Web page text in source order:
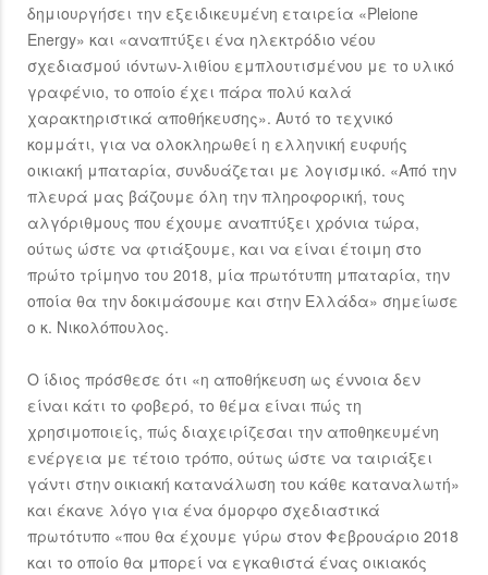
δημιουργήσει την εξειδικευμένη εταιρεία «Pleione
Energy» και «αναπτύξει ένα ηλεκτρόδιο νέου
σχεδιασμού ιόντων-λιθίου εμπλουτισμένου με το υλικό
γραφένιο, το οποίο έχει πάρα πολύ καλά
χαρακτηριστικά αποθήκευσης». Αυτό το τεχνικό
κομμάτι, για να ολοκληρωθεί η ελληνική ευφυής
οικιακή μπαταρία, συνδυάζεται με λογισμικό. «Από την
πλευρά μας βάζουμε όλη την πληροφορική, τους
αλγόριθμους που έχουμε αναπτύξει χρόνια τώρα,
ούτως ώστε να φτιάξουμε, και να είναι έτοιμη στο
πρώτο τρίμηνο του 2018, μία πρωτότυπη μπαταρία, την
οποία θα την δοκιμάσουμε και στην Ελλάδα» σημείωσε
ο κ. Νικολόπουλος.
Ο ίδιος πρόσθεσε ότι «η αποθήκευση ως έννοια δεν
είναι κάτι το φοβερό, το θέμα είναι πώς τη
χρησιμοποιείς, πώς διαχειρίζεσαι την αποθηκευμένη
ενέργεια με τέτοιο τρόπο, ούτως ώστε να ταιριάξει
γάντι στην οικιακή κατανάλωση του κάθε καταναλωτή»
και έκανε λόγο για ένα όμορφο σχεδιαστικά
πρωτότυπο «που θα έχουμε γύρω στον Φεβρουάριο 2018
και το οποίο θα μπορεί να εγκαθιστά ένας οικιακός